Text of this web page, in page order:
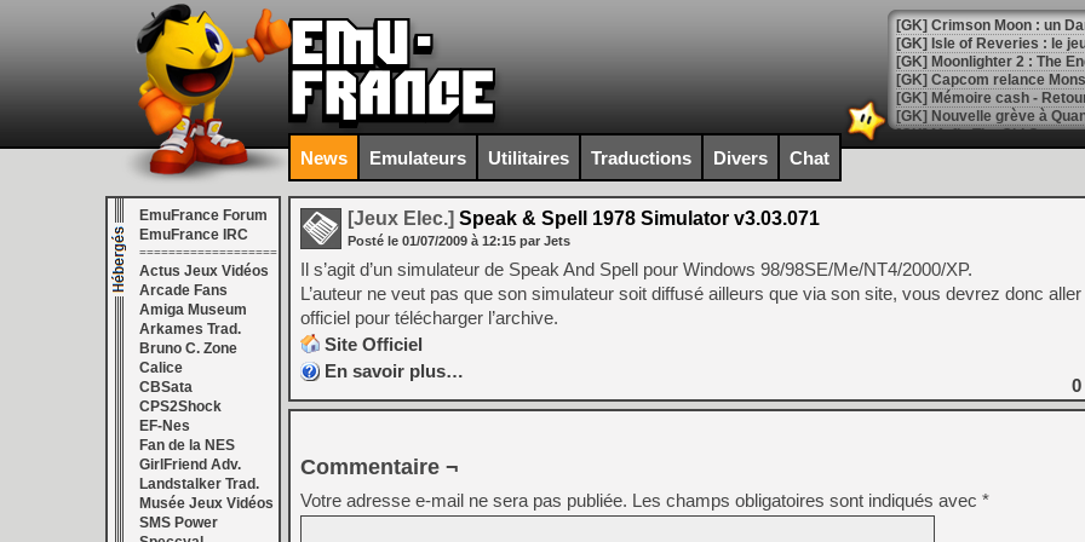
[GK] Crimson Moon : un
[GK] Isle of Reveries : le
[GK] Moonlighter 2 : The
[GK] Capcom relance
[Mo5] Deux inédits du
[GK] Le beat'em up The
[GK] Endless Legend 2 :
[LS] [PS5] Le WebKit
[GK] Oubliez Crazy Taxi,
[LS] [Switch] NSZ 5.0.0
[GK] No More Room in
[GK] Un chatbot Atelier
[GK] Mémoire cash -
[GK] Nvidia : le prix des
News Emulateurs Utilitaires Traductions Divers Chat
EmuFrance Forum
EmuFrance IRC
===================
Actus Jeux Vidéos
Arcade Fans
Amiga Museum
Arkames Trad.
Bruno C. Zone
Calice
CBSata
CPS2Shock
EF-Nes
Fan de la NES
GirlFriend Adv.
Landstalker Trad.
Musée Jeux Vidéos
SMS Power
[Jeux Elec.] Speak & Spell 1978 Simulator v3.03.071
Posté le 01/07/2009 à 12:15 par Jets
Il s’agit d’un simulateur de Speak And Spell pour Windows 98/98SE/Me/NT4/2000/XP.
L’auteur ne veut pas que son simulateur soit diffusé ailleurs que via son site, vous devrez donc
officiel pour télécharger l’archive.
Site Officiel
En savoir plus…
0
Commentaire ¬
Votre adresse e-mail ne sera pas publiée. Les champs obligatoires sont indiqués avec *